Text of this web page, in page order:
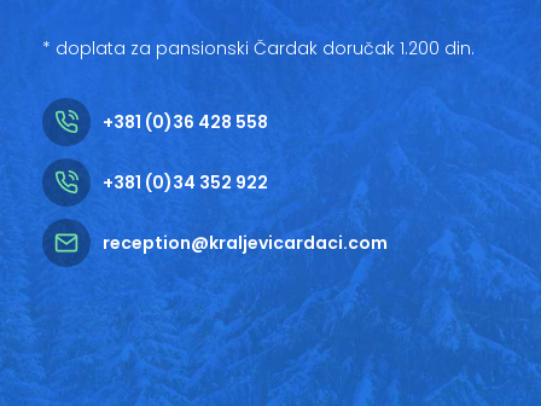
* doplata za pansionski Čardak doručak 1.200 din.
+381 (0)36 428 558
+381 (0)34 352 922
reception@kraljevicardaci.com